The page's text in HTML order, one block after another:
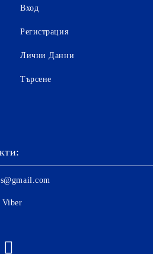
Вход
Регистрация
Лични Данни
Търсене
Viber